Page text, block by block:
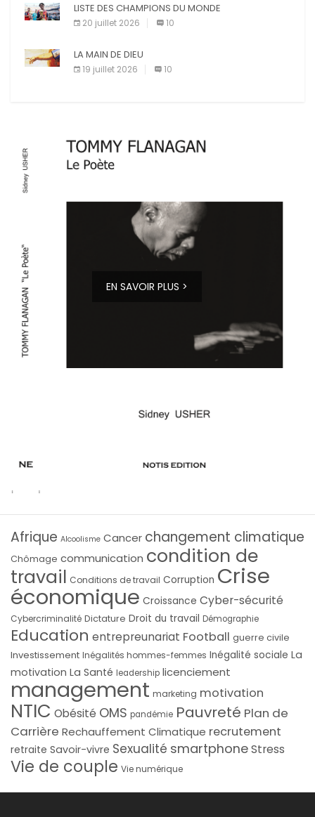
LISTE DES CHAMPIONS DU MONDE
20 juillet 2026 10
LA MAIN DE DIEU
19 juillet 2026 10
EN SAVOIR PLUS >
Afrique Alcoolisme Cancer changement climatique
Chômage communication condition de
travail Conditions de travail Corruption Crise
économique Croissance Cyber-sécurité
Cybercriminalité Dictature Droit du travail Démographie
Education entrepreunariat Football guerre civile
Investissement Inégalités hommes-femmes Inégalité sociale La
motivation La Santé leadership licenciement
management marketing motivation
NTIC Obésité OMS pandémie Pauvreté Plan de
Carrière Rechauffement Climatique recrutement
retraite Savoir-vivre Sexualité smartphoneStress
Vie de couple Vie numérique